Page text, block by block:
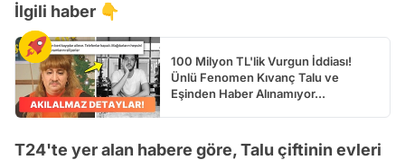
İlgili haber 👇
100 Milyon TL'lik Vurgun İddiası!
Ünlü Fenomen Kıvanç Talu ve
Eşinden Haber Alınamıyor...
T24'te yer alan habere göre, Talu çiftinin evleri